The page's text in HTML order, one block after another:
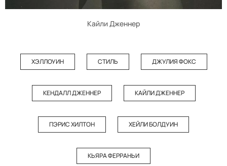
Кайли Дженнер
ХЭЛЛОУИН СТИЛЬ ДЖУЛИЯ ФОКС
КЕНДАЛЛ ДЖЕННЕР КАЙЛИ ДЖЕННЕР
ПЭРИС ХИЛТОН ХЕЙЛИ БОЛДУИН
КЬЯРА ФЕРРАНЬИ